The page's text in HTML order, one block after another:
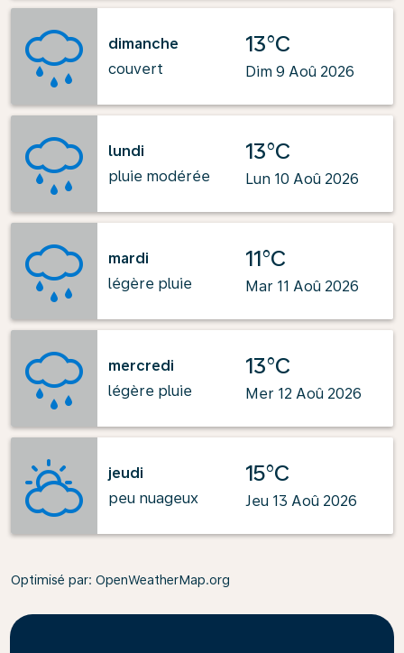
dimanche
couvert
13°C
Dim 9 Aoû 2026
lundi
pluie modérée
13°C
Lun 10 Aoû 2026
mardi
légère pluie
11°C
Mar 11 Aoû 2026
mercredi
légère pluie
13°C
Mer 12 Aoû 2026
jeudi
peu nuageux
15°C
Jeu 13 Aoû 2026
Optimisé par: OpenWeatherMap.org